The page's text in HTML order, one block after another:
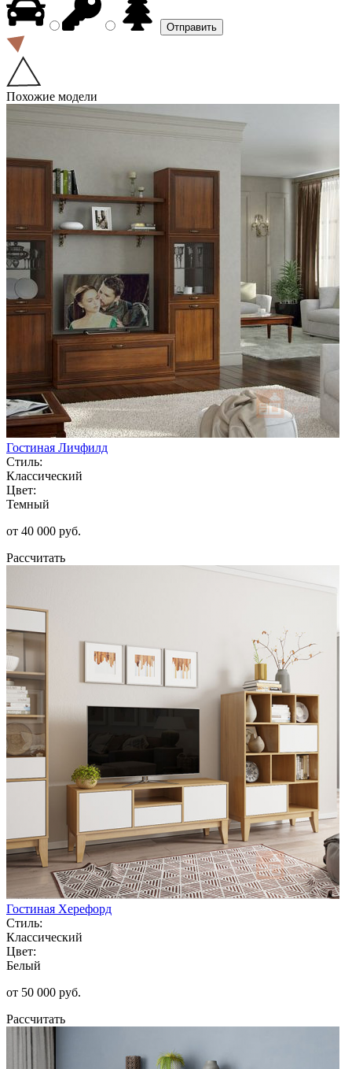
Похожие модели
Гостиная Личфилд
Стиль:
Классический
Цвет:
Темный
от 40 000 руб.
Рассчитать
Гостиная Херефорд
Стиль:
Классический
Цвет:
Белый
от 50 000 руб.
Рассчитать